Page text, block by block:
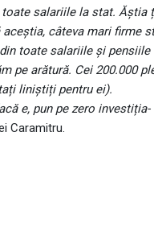
salariile la stat. Ăștia
câteva mari firme
toate salariile și pensiile
pe arătură. Cei 200.000
liniștiți pentru ei).
e, pun pe zero investiția-
Caramitru.